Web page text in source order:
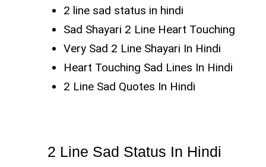
2 line sad status in hindi
Sad Shayari 2 Line Heart Touching
Very Sad 2 Line Shayari In Hindi
Heart Touching Sad Lines In Hindi
2 Line Sad Quotes In Hindi
2 Line Sad Status In Hindi